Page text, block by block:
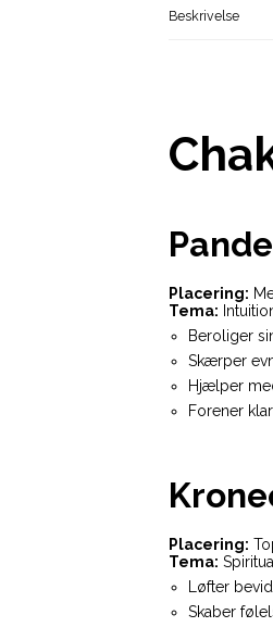
Beskrivelse
Placering:
Tema:
Beroliger
Skærper
Hjælper
Forener
Placering:
Tema:
Løfter
Skaber